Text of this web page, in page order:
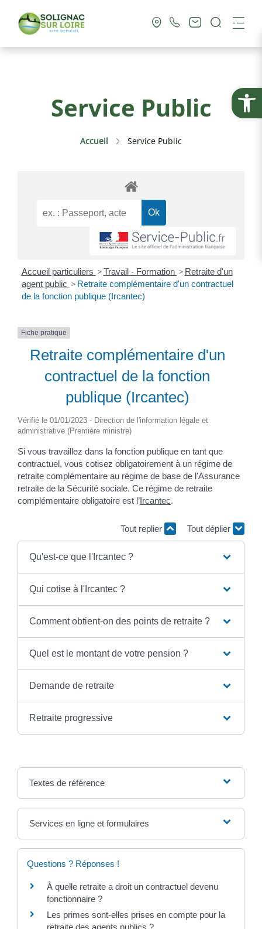
Ouvrir
Vie Pratique
Culture & Loisirs
Service Public
Service Public
Accueil Service Public
Accueil particuliers > Travail - Formation > Retraite d'un
agent public > Retraite complémentaire d'un contractuel
de la fonction publique (Ircantec)
Fiche pratique
Retraite complémentaire d'un
contractuel de la fonction
publique (Ircantec)
Vérifié le 01/01/2023 - Direction de l'information légale et
administrative (Première ministre)
Si vous travaillez dans la fonction publique en tant que
contractuel, vous cotisez obligatoirement à un régime de
retraite complémentaire au régime de base de l'Assurance
retraite de la Sécurité sociale. Ce régime de retraite
complémentaire obligatoire est l’Ircantec.
Tout replier Tout déplier
Qu'est-ce que l'Ircantec ?
Qui cotise à l'Ircantec ?
Comment obtient-on des points de retraite ?
Quel est le montant de votre pension ?
Demande de retraite
Retraite progressive
Textes de référence
Services en ligne et formulaires
Questions ? Réponses !
À quelle retraite a droit un contractuel devenu
fonctionnaire ?
Les primes sont-elles prises en compte pour la